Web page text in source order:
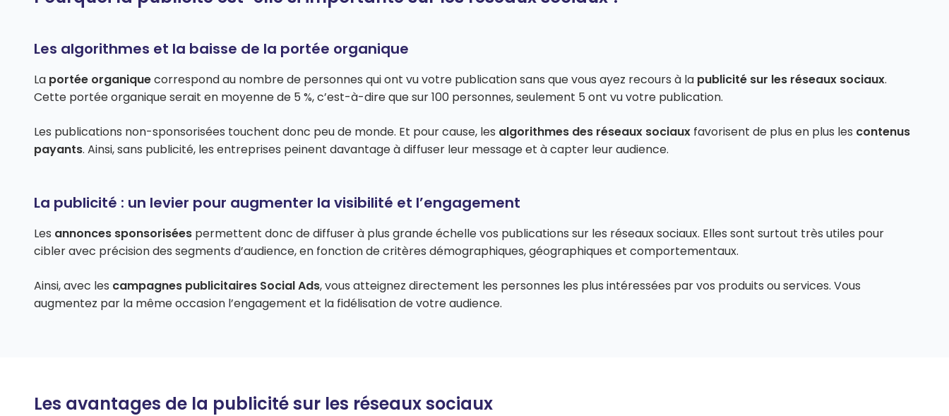
Les algorithmes et la baisse de la portée organique
La portée organiquecorrespond au nombre de personnes qui ont vu votre publication sans que vous ayez recours à la publicité sur les réseaux sociaux.
Cette portée organique serait en moyenne de 5 %, c’est-à-dire que sur 100 personnes, seulement 5 ont vu votre publication.
Les publications non-sponsorisées touchent donc peu de monde. Et pour cause, les algorithmes des réseaux sociaux favorisent de plus en plus les contenus
payants. Ainsi, sans publicité, les entreprises peinent davantage à diffuser leur message et à capter leur audience.
La publicité : un levier pour augmenter la visibilité et l’engagement
Les annonces sponsorisées permettent donc de diffuser à plus grande échelle vos publications sur les réseaux sociaux. Elles sont surtout très utiles pour
cibler avec précision des segments d’audience, en fonction de critères démographiques, géographiques et comportementaux.
Ainsi, avec les campagnes publicitaires Social Ads, vous atteignez directement les personnes les plus intéressées par vos produits ou services. Vous
augmentez par la même occasion l’engagement et la fidélisation de votre audience.
Les avantages de la publicité sur les réseaux sociaux